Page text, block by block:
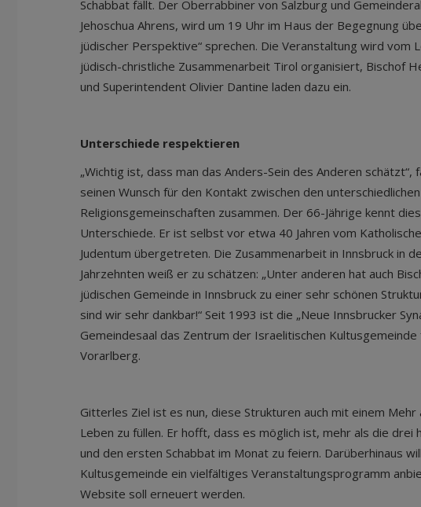
Schabbat fällt. Der Oberrabbiner von Salzburg und
Jehoschua Ahrens, wird um 19 Uhr im Haus der Begegnung
jüdischer Perspektive“ sprechen. Die Veranstaltung wird vom
jüdisch-christliche Zusammenarbeit Tirol organisiert, Bischof
und Superintendent Olivier Dantine laden dazu ein.
Unterschiede respektieren
„Wichtig ist, dass man das Anders-Sein des Anderen schätzt“,
seinen Wunsch für den Kontakt zwischen den unterschiedlichen
Religionsgemeinschaften zusammen. Der 66-Jährige kennt
Unterschiede. Er ist selbst vor etwa 40 Jahren vom
Judentum übergetreten. Die Zusammenarbeit in Innsbruck in
Jahrzehnten weiß er zu schätzen: „Unter anderen hat auch
jüdischen Gemeinde in Innsbruck zu einer sehr schönen
sind wir sehr dankbar!“ Seit 1993 ist die „Neue Innsbrucker
Gemeindesaal das Zentrum der Israelitischen Kultusgemeinde
Vorarlberg.
Gitterles Ziel ist es nun, diese Strukturen auch mit einem Mehr
Leben zu füllen. Er hofft, dass es möglich ist, mehr als die drei
und den ersten Schabbat im Monat zu feiern. Darüberhinaus
Kultusgemeinde ein vielfältiges Veranstaltungsprogramm
Website soll erneuert werden.